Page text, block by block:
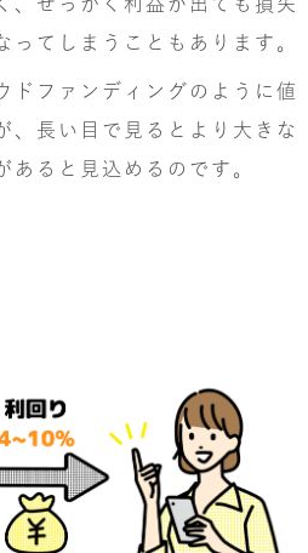
ってしまうこともあります。
ドファンディングのように値
、長い目で見るとより大きな
あると見込めるのです。